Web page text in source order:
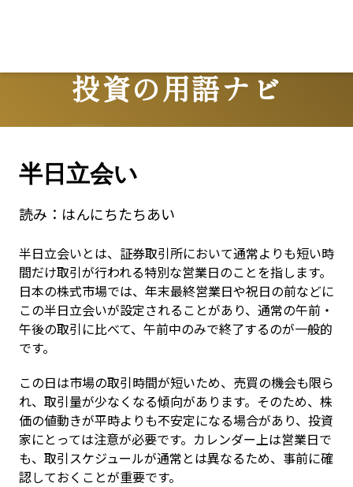
投資の用語ナビ
Terms
半日立会い
読み： はんにちたちあい
半日立会いとは、証券取引所において通常よりも短い時
間だけ取引が行われる特別な営業日のことを指します。
日本の株式市場では、年末最終営業日や祝日の前などに
この半日立会いが設定されることがあり、通常の午前・
午後の取引に比べて、午前中のみで終了するのが一般的
です。
この日は市場の取引時間が短いため、売買の機会も限ら
れ、取引量が少なくなる傾向があります。そのため、株
価の値動きが平時よりも不安定になる場合があり、投資
家にとっては注意が必要です。カレンダー上は営業日で
も、取引スケジュールが通常とは異なるため、事前に確
認しておくことが重要です。